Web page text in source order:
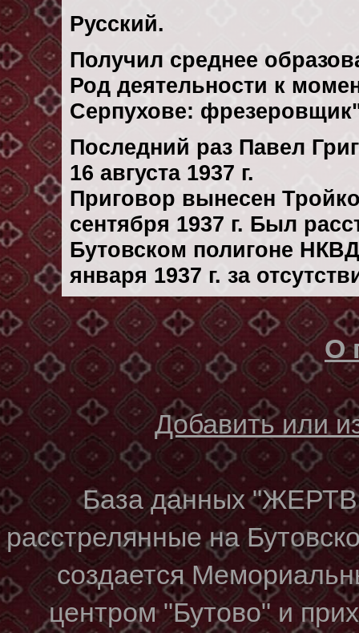
Русский.
Получил среднее
Род деятельности к
Серпухове:
Последний раз Павел
16 августа 1937 г.
Приговор вынесен
сентября 1937 г. Был
Бутовском полигоне
января 1937 г. за
О
Добавить или
База данных
расстрелянные на
создается
центром "Бутово" и